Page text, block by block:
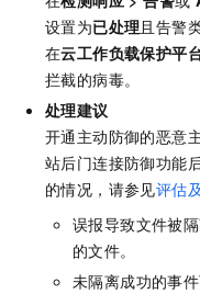
设置为已处理且告警
在云工作负载保护平
拦截的病毒。
处理建议
开通主动防御的恶意
站后门连接防御功能
的情况，请参见评估
误报导致文件被
的文件。
未隔离成功的事